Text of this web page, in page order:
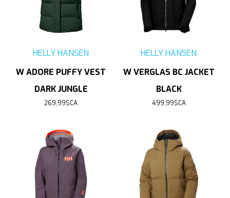
HELLY HANSEN
W ADORE PUFFY VEST
DARK JUNGLE
269,99$CA
HELLY HANSEN
W VERGLAS BC JACKET
BLACK
499,99$CA